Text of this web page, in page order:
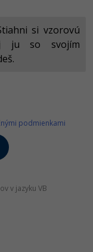
si vzorovú
ju so svojím
podmienkami
v jazyku VB